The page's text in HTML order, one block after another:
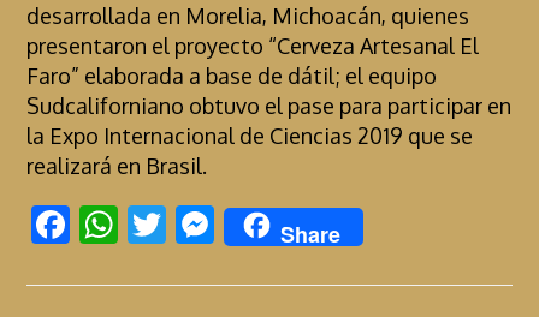
desarrollada en Morelia, Michoacán, quienes
presentaron el proyecto “Cerveza Artesanal El
Faro” elaborada a base de dátil; el equipo
Sudcaliforniano obtuvo el pase para participar en
la Expo Internacional de Ciencias 2019 que se
realizará en Brasil.
F
e
W
at
T
itt
M
es
se
Share